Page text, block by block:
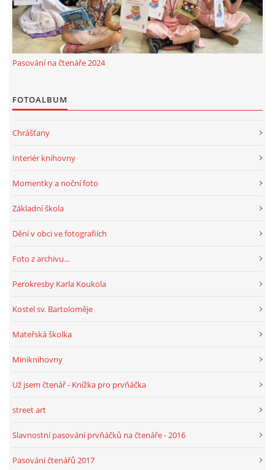
SLUŽBY
KNIHOVNÍ ŘÁD
HRY, KVÍZY, VZDĚLÁVÁNÍ ON-LINE
Pasování na čtenáře 2024
FOTOALBUM
Chrášťany
Interiér knihovny
Momentky a noční foto
Základní škola
Dění v obci ve fotografiích
Foto z archivu...
Perokresby Karla Koukola
Kostel sv. Bartoloměje
Mateřská školka
Miniknihovny
Už jsem čtenář - Knížka pro prvňáčka
street art
Slavnostní pasování prvňáčků na čtenáře - 2016
Pasování čtenářů 2017